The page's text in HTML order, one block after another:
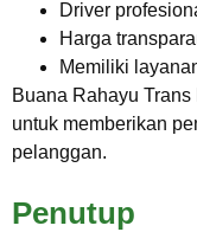
Driver
Harga
Memiliki
Buana Rahayu
untuk memberikan
pelanggan.
Penutup